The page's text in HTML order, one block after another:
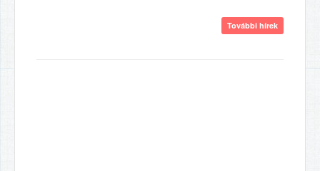
További hírek